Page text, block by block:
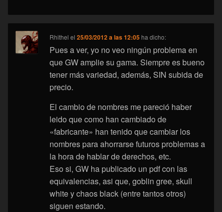
Rhithel el25/03/2012 a las 12:05 ha dicho:
Pues a ver, yo no veo ningún problema en
que GW amplie su gama. Siempre es bueno
tener más variedad, además, SIN subida de
precio.
El cambio de nombres me pareció haber
leido que como han cambiado de
«fabricante» han tenido que cambiar los
nombres para ahorrarse futuros problemas a
la hora de hablar de derechos, etc.
Eso si, GW ha publicado un pdf con las
equivalencias, asi que, goblin gree, skull
white y chaos black (entre tantos otros)
siguen estando.